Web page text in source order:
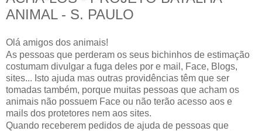
ANIMAL - S. PAULO
Olá amigos dos animais!
As pessoas que perderam os seus bichinhos de estimação
costumam divulgar a fuga deles por e mail, Face, Blogs,
sites... Isto ajuda mas outras providências têm que ser
tomadas também, porque muitas pessoas que acham os
animais não possuem Face ou não terão acesso aos e
mails dos protetores nem aos sites.
Quando receberem pedidos de ajuda de pessoas que